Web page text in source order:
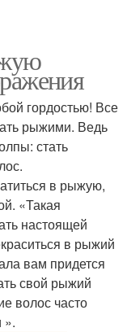
гордостью! Все
рыжими. Ведь
стать
в рыжую,
«Такая
настоящей
в рыжий
вам придется
свой рыжий
волос часто
».